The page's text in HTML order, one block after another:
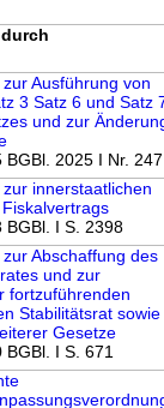
Ausführung von
3 Satz 6 und Satz
und zur
2025 I Nr. 247
innerstaatlichen
BGBl. I S. 2398
Abschaffung des
und zur
fortzuführenden
Stabilitätsrat sowie
Gesetze
I S. 671